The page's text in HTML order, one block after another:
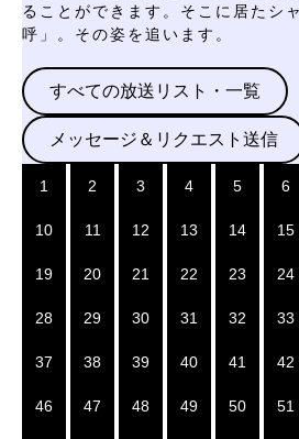
ることができます。そこに居たシ
呼」。その姿を追います。
すべての放送リスト・一覧
メッセージ＆リクエスト送信
1 2 3 4 5 6
10 11 12 13 14 15
19 20 21 22 23 24
28 29 30 31 32 33
37 38 39 40 41 42
46 47 48 49 50 51